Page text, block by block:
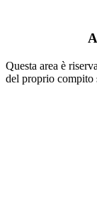
Questa area è
del proprio compito